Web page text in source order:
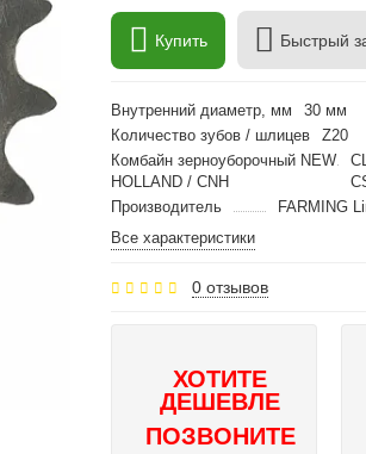
Купить Быстрый
Внутренний диаметр, мм
30 мм
Количество зубов / шлицев
Z20
Комбайн зерноуборочный NEW
HOLLAND / CNH
Производитель
FARMING
Все характеристики
0 отзывов
ХОТИТЕ
ДЕШЕВЛЕ
ПОЗВОНИТЕ